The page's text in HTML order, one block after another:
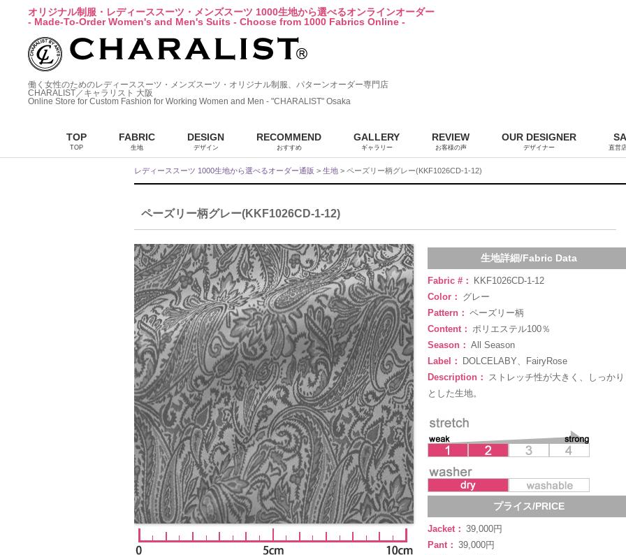
オリジナル制服・レディーススーツ・メンズスーツ 1000生地から選べるオンラインオーダー
- Made-To-Order Women's and Men's Suits - Choose from 1000 Fabrics Online -
働く女性のためのレディーススーツ・メンズスーツ・オリジナル制服、パターンオーダー専門店
CHARALIST／キャラリスト 大阪
Online Store for Custom Fashion for Working Women and Men - "CHARALIST" Osaka
TOP
TOP
FABRIC
生地
DESIGN
デザイン
RECOMMEND
おすすめ
GALLERY
ギャラリー
REVIEW
お客様の声
OUR DESIGNER
デザイナー 直営
レディーススーツ 1000生地から選べるオーダー通販 > 生地 > ペーズリー柄グレー(KKF1026CD-1-12)
ペーズリー柄グレー(KKF1026CD-1-12)
生地詳細/Fabric Data
Fabric #：
KKF1026CD-1-12
Color： グレー
Pattern： ペーズリー柄
Content： ポリエステル100％
Season： All Season
Label：
DOLCELABY、FairyRose
Description： ストレッチ性が大きく、しっかり
とした生地。
プライス/PRICE
Jacket： 39,000円
Pant： 39,000円